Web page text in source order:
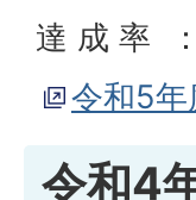
達 成 率 ：
令和5年
令和4